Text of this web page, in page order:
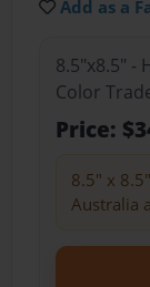
Add as a
8.5"x8.5" -
Color
Price:
8.5" x
Australia